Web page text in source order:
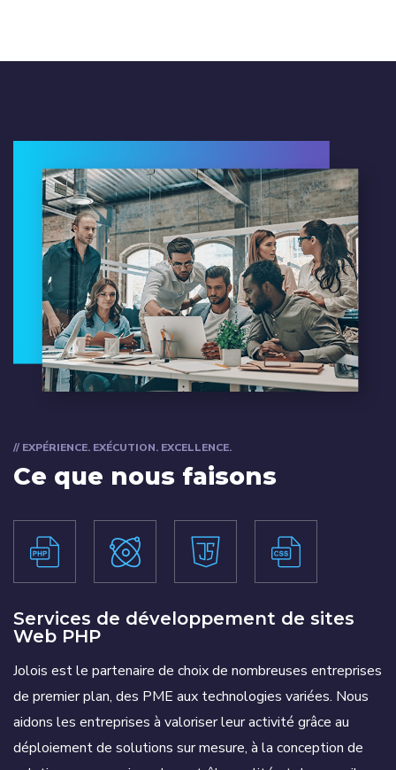
// EXPÉRIENCE. EXÉCUTION. EXCELLENCE.
Ce que nous faisons
Services de développement de sites
Web PHP
Jolois est le partenaire de choix de nombreuses entreprises
de premier plan, des PME aux technologies variées. Nous
aidons les entreprises à valoriser leur activité grâce au
déploiement de solutions sur mesure, à la conception de